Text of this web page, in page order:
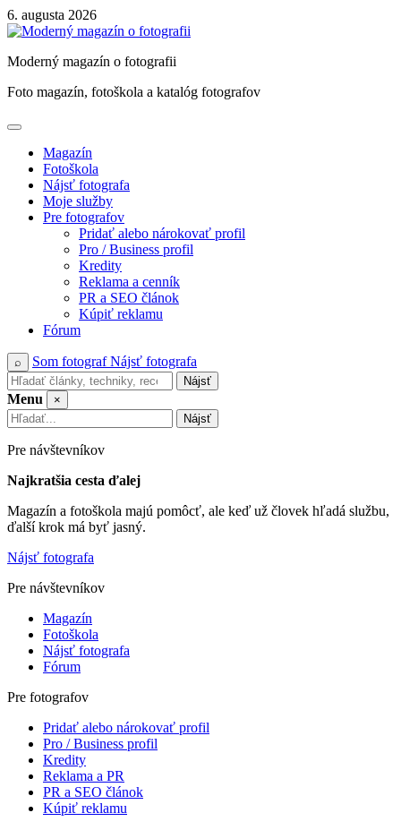
Skip
to
6. augusta 2026
Moderný magazín o fotografii
Foto magazín, fotoškola a katalóg fotografov
Magazín
Fotoškola
Nájsť fotografa
Moje služby
Pre fotografov
Pridať alebo nárokovať profil
Pro / Business profil
Kredity
Reklama a cenník
PR a SEO článok
Kúpiť reklamu
Fórum
⌕ Som fotografNájsť fotografa
Nájsť
Menu
×
Nájsť
Pre návštevníkov
Najkratšia cesta ďalej
Magazín a fotoškola majú pomôcť, ale keď už človek hľadá službu,
ďalší krok má byť jasný.
Nájsť fotografa
Pre návštevníkov
Magazín
Fotoškola
Nájsť fotografa
Fórum
Pre fotografov
Pridať alebo nárokovať profil
Pro / Business profil
Kredity
Reklama a PR
PR a SEO článok
Kúpiť reklamu